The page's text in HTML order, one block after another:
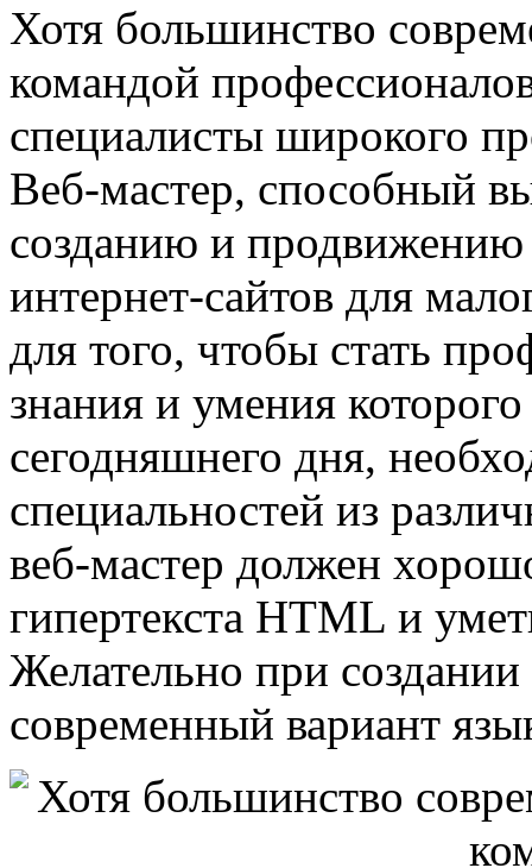
Хотя большинство
командой
специалисты широкого
Веб-мастер, способный
созданию и продвижению
интернет-сайтов для
для того, чтобы стать
знания и умения
сегодняшнего дня,
специальностей из
веб-мастер должен
гипертекста HTМL и
Желательно при создании
современный вариант